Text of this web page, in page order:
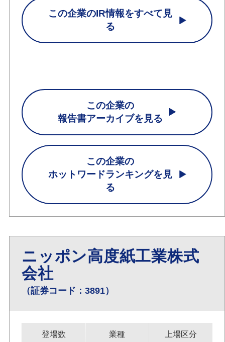
この企業のIR情報をすべて見
る
この企業の
報告書アーカイブを見る
この企業の
ホットワードランキングを見
る
ニッポン高度紙工業株式
会社
（証券コード：3891）
登場数 業種 上場区分